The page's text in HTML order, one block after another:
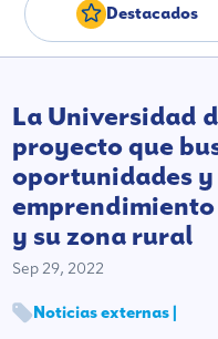
Destacados
La Universidad
proyecto que
oportunidades
emprendimiento
y su zona rural
Sep 29, 2022
Noticias externas |